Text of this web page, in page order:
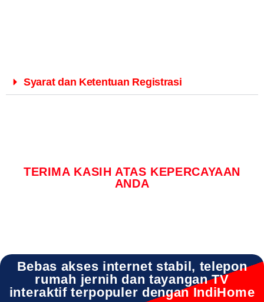
Syarat dan Ketentuan Registrasi
TERIMA KASIH ATAS KEPERCAYAAN
ANDA
Bebas akses internet stabil, telepon
rumah jernih dan tayangan TV
interaktif terpopuler dengan IndiHome